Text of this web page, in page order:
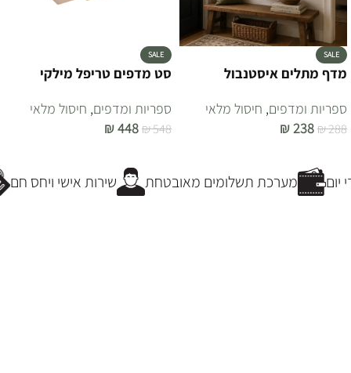
SALE
מדף מתלים איסטנבול
ספריות ומדפים, חיסול מלאי
₪288
₪238
SALE
סט מדפים טריפל מילקי
ספריות ומדפים, חיסול מלאי
₪548
₪448
שירות אישי ויחס חם מערכת תשלומים מאובטחת